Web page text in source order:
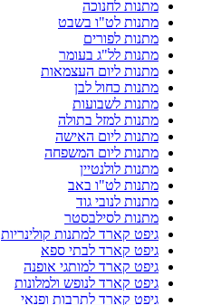
מתנות לחנוכה
מתנות לט"ו בשבט
מתנות לפורים
מתנות לל"ג בעומר
מתנות ליום העצמאות
מתנות כחול לבן
מתנות לשבועות
מתנות למזל בתולה
מתנות ליום האישה
מתנות ליום המשפחה
מתנות לולנטיין
מתנות לט"ו באב
מתנות לנובי גוד
מתנות לסילבסטר
גיפט קארד למתנות קולינריות
גיפט קארד לבתי ספא
גיפט קארד למותגי אופנה
גיפט קארד לנופש ולמלונות
גיפט קארד לתרבות ופנאי